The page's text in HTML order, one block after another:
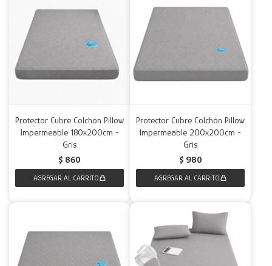
Protector Cubre Colchón Pillow
Impermeable 180x200cm -
Gris
$ 860
Protector Cubre Colchón Pillow
Impermeable 200x200cm -
Gris
$ 980